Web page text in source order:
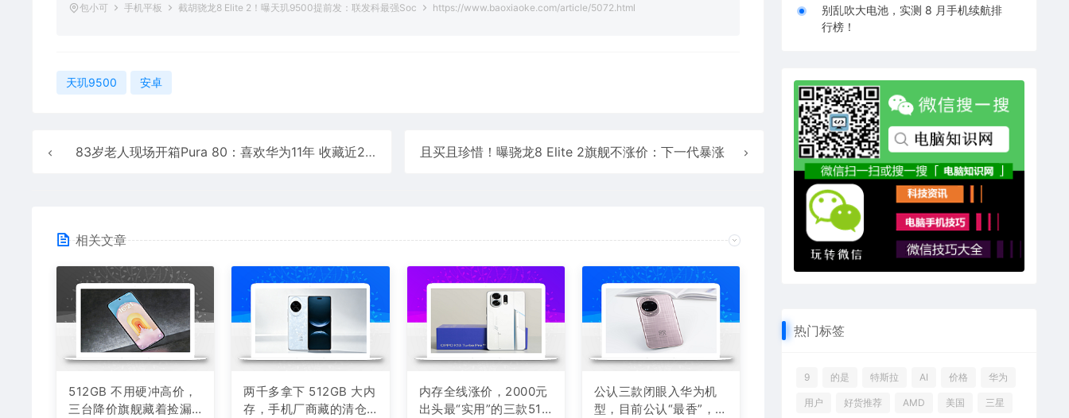
包小可 手机平板 截胡骁龙8 Elite 2！曝天玑9500提前发：联发科最强Soc https://www.baoxiaoke.com/article/5072.html
天玑9500 安卓
83岁老人现场开箱Pura 80：喜欢华为11年 收藏近200部华为手机 且买且珍惜！曝骁龙8 Elite 2旗舰不涨价：下一代暴涨
相关文章
512GB 不用硬冲高价，
三台降价旗舰藏着捡漏
两千多拿下 512GB 大内
存，手机厂商藏的清仓
内存全线涨价，2000元
出头最“实用”的三款512
公认三款闭眼入华为机
型，目前公认“最香”，可
别乱吹大电池，实测 8 月手机续航排
行榜！
热门标签
9 的是 特斯拉 AI 价格 华为
用户 好货推荐 AMD 美国 三星